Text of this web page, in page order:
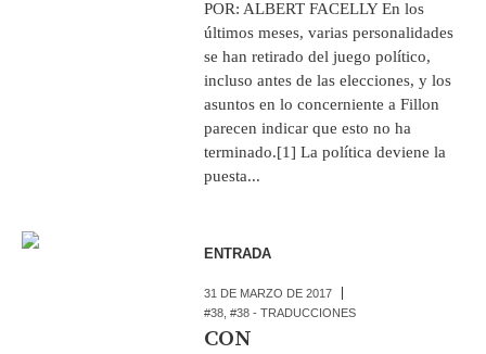
POR: ALBERT FACELLY En los
últimos meses, varias personalidades
se han retirado del juego político,
incluso antes de las elecciones, y los
asuntos en lo concerniente a Fillon
parecen indicar que esto no ha
terminado.[1] La política deviene la
puesta...
ENTRADA
31 DE MARZO DE 2017
#38 ,#38 - TRADUCCIONES
CON